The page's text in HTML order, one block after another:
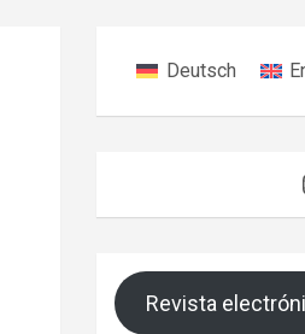
Deutsch
Revista